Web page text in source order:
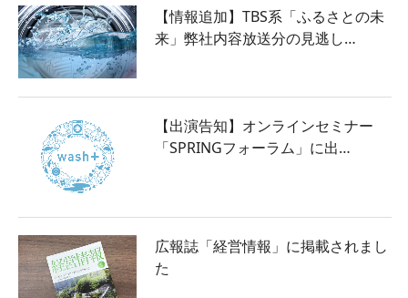
【情報追加】TBS系「ふるさとの未
来」弊社内容放送分の見逃し…
【出演告知】オンラインセミナー
「SPRINGフォーラム」に出…
広報誌「経営情報」に掲載されまし
た